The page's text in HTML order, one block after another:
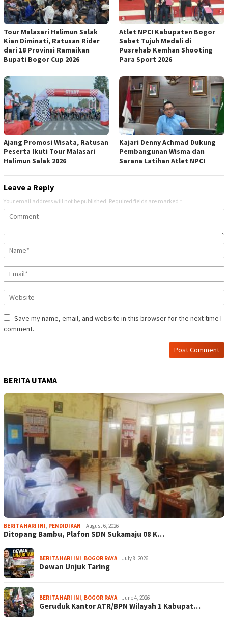
Tour Malasari Halimun Salak
Kian Diminati, Ratusan Rider
dari 18 Provinsi Ramaikan
Bupati Bogor Cup 2026
Atlet NPCI Kabupaten Bogor
Sabet Tujuh Medali di
Pusrehab Kemhan Shooting
Para Sport 2026
Ajang Promosi Wisata, Ratusan
Peserta Ikuti Tour Malasari
Halimun Salak 2026
Kajari Denny Achmad Dukung
Pembangunan Wisma dan
Sarana Latihan Atlet NPCI
Leave a Reply
Your email address will not be published. Required fields are marked *
Save my name, email, and website in this browser for the next time I
comment.
BERITA UTAMA
BERITA HARI INI, PENDIDIKAN August 6, 2026
Ditopang Bambu, Plafon SDN Sukamaju 08 K…
BERITA HARI INI, BOGOR RAYA July 8, 2026
Dewan Unjuk Taring
BERITA HARI INI, BOGOR RAYA June 4, 2026
Geruduk Kantor ATR/BPN Wilayah 1 Kabupat…